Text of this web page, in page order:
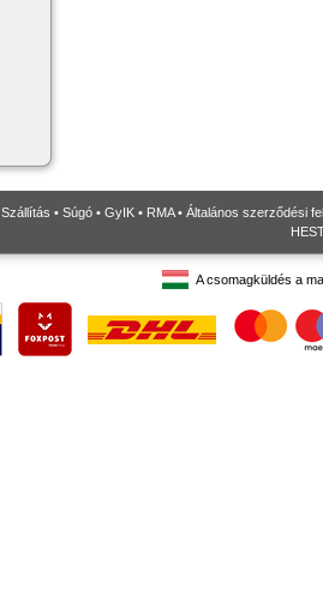
Szállítás • Súgó • GyIK • RMA• Általános szerződési
A csomagküldés a